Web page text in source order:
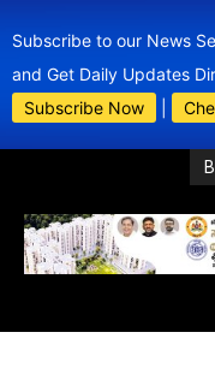
Subscribe to our News
and Get Daily Updates
Subscribe Now